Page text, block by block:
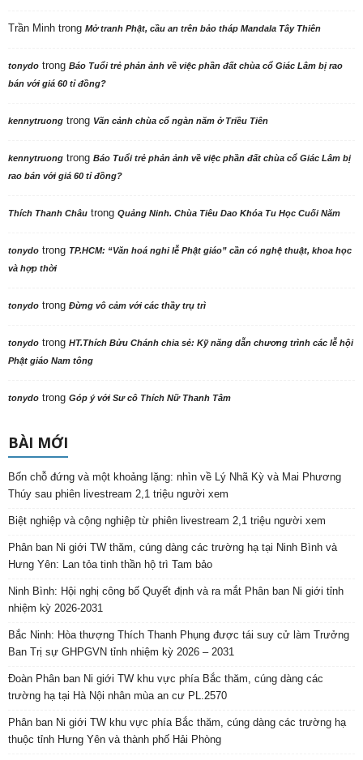
Trần Minh trong Mở tranh Phật, cầu an trên bảo tháp Mandala Tây Thiên
tonydo trong Báo Tuổi trẻ phản ảnh về việc phần đất chùa cổ Giác Lâm bị rao
bán với giá 60 tỉ đồng?
kennytruong trong Vãn cảnh chùa cổ ngàn năm ở Triều Tiên
kennytruong trong Báo Tuổi trẻ phản ảnh về việc phần đất chùa cổ Giác Lâm bị
rao bán với giá 60 tỉ đồng?
Thích Thanh Châu trong Quảng Ninh. Chùa Tiêu Dao Khóa Tu Học Cuối Năm
tonydo trong TP.HCM: “Văn hoá nghi lễ Phật giáo” cần có nghệ thuật, khoa học
và hợp thời
tonydo trong Đừng vô cảm với các thầy trụ trì
tonydo trong HT.Thích Bửu Chánh chia sẻ: Kỹ năng dẫn chương trình các lễ hội
Phật giáo Nam tông
tonydo trong Góp ý với Sư cô Thích Nữ Thanh Tâm
BÀI MỚI
Bốn chỗ đứng và một khoảng lặng: nhìn về Lý Nhã Kỳ và Mai Phương
Thúy sau phiên livestream 2,1 triệu người xem
Biệt nghiệp và cộng nghiệp từ phiên livestream 2,1 triệu người xem
Phân ban Ni giới TW thăm, cúng dàng các trường hạ tại Ninh Bình và
Hưng Yên: Lan tỏa tinh thần hộ trì Tam bảo
Ninh Bình: Hội nghị công bố Quyết định và ra mắt Phân ban Ni giới tỉnh
nhiệm kỳ 2026-2031
Bắc Ninh: Hòa thượng Thích Thanh Phụng được tái suy cử làm Trưởng
Ban Trị sự GHPGVN tỉnh nhiệm kỳ 2026 – 2031
Đoàn Phân ban Ni giới TW khu vực phía Bắc thăm, cúng dàng các
trường hạ tại Hà Nội nhân mùa an cư PL.2570
Phân ban Ni giới TW khu vực phía Bắc thăm, cúng dàng các trường hạ
thuộc tỉnh Hưng Yên và thành phố Hải Phòng